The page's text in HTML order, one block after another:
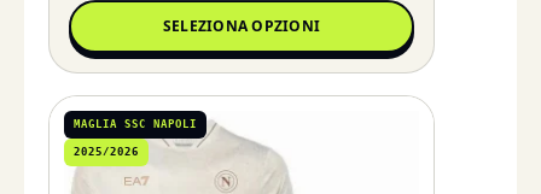
SELEZIONA OPZIONI
MAGLIA SSC NAPOLI
2025/2026